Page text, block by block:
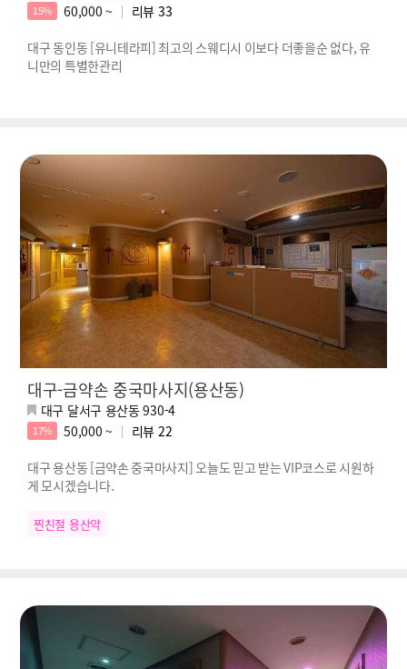
15% 60,000 ~ 리뷰 33
대구 동인동 [유니테라피] 최고의 스웨디시 이보다 더좋을순 없다, 유
니만의 특별한관리
대구-금약손 중국마사지(용산동)
대구 달서구 용산동 930-4
17% 50,000 ~ 리뷰 22
대구 용산동 [금약손 중국마사지] 오늘도 믿고 받는 VIP코스로 시원하
게 모시겠습니다.
찐친절 용산약